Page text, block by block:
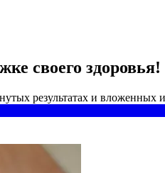
своего здоровья!
результатах и вложенных